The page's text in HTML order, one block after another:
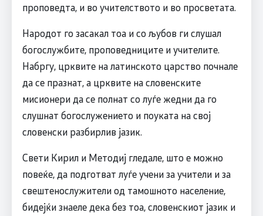
проповедта, и во учителството и во просветата.
Народот го засакал тоа и со љубов ги слушал
богослужбите, проповедниците и учителите.
Набргу, црквите на латинското царство почнале
да се празнат, а црквите на словенските
мисионери да се полнат со луѓе жедни да го
слушнат богослужението и поуката на свој
словенски разбирлив јазик.
Свети Кирил и Методиј гледале, што е можно
повеќе, да подготват луѓе учени за учители и за
свештенослужители од тамошното население,
бидејќи знаеле дека без тоа, словенскиот јазик и